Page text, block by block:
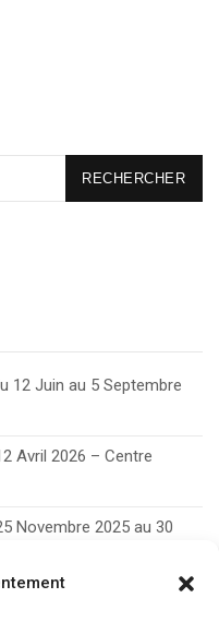
RECHERCHER
12 Juin au 5 Septembre
Avril 2026 – Centre
Novembre 2025 au 30
2025 à la Ker’ Art